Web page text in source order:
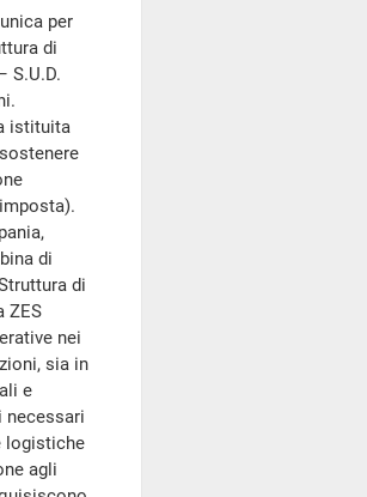
per
di
S.U.D.
istituita
di
di
ZES
nei
sia in
e
logistiche
agli